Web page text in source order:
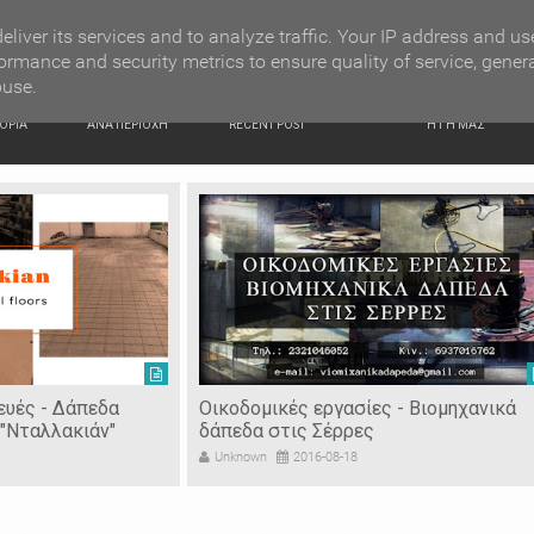
ΑΝΑ ΠΕΡΙΟΧΗ RECENT POST Η ΓΗ ΜΑΣ
- Δάπεδα
Οικοδομικές εργασίες - Βιομηχανικά
δάπεδα στις Σέρρες
Unknown 2016-08-18
its services and to analyze traffic. Your IP address and
and security metrics to ensure quality of service,